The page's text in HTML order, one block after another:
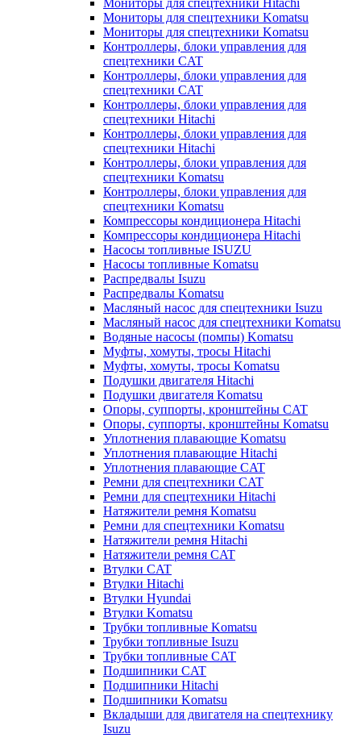
Мониторы для спецтехники Hitachi
Мониторы для спецтехники Komatsu
Мониторы для спецтехники Komatsu
Контроллеры, блоки управления для
спецтехники CAT
Контроллеры, блоки управления для
спецтехники CAT
Контроллеры, блоки управления для
спецтехники Hitachi
Контроллеры, блоки управления для
спецтехники Hitachi
Контроллеры, блоки управления для
спецтехники Komatsu
Контроллеры, блоки управления для
спецтехники Komatsu
Компрессоры кондиционера Hitachi
Компрессоры кондиционера Hitachi
Насосы топливные ISUZU
Насосы топливные Komatsu
Распредвалы Isuzu
Распредвалы Komatsu
Масляный насос для спецтехники Isuzu
Масляный насос для спецтехники Komatsu
Водяные насосы (помпы) Komatsu
Муфты, хомуты, тросы Hitachi
Муфты, хомуты, тросы Komatsu
Подушки двигателя Hitachi
Подушки двигателя Komatsu
Опоры, суппорты, кронштейны CAT
Опоры, суппорты, кронштейны Komatsu
Уплотнения плавающие Komatsu
Уплотнения плавающие Hitachi
Уплотнения плавающие CAT
Ремни для спецтехники CAT
Ремни для спецтехники Hitachi
Натяжители ремня Komatsu
Ремни для спецтехники Komatsu
Натяжители ремня Hitachi
Натяжители ремня CAT
Втулки CAT
Втулки Hitachi
Втулки Hyundai
Втулки Komatsu
Трубки топливные Komatsu
Трубки топливные Isuzu
Трубки топливные CAT
Подшипники CAT
Подшипники Hitachi
Подшипники Komatsu
Вкладыши для двигателя на спецтехнику
Isuzu